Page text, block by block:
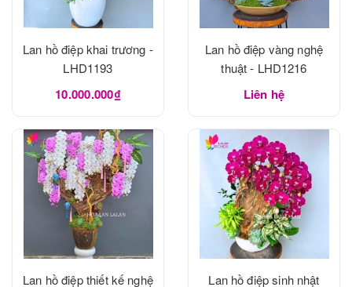
Lan hồ điệp khai trương -
LHD1193
10.000.000₫
Lan hồ điệp vàng nghệ
thuật - LHD1216
Liên hệ
Lan hồ điệp thiết kế nghệ
Lan hồ điệp sinh nhật